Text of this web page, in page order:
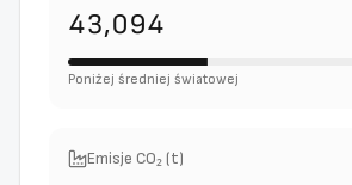
43,094
Poniżej średniej światowej
Emisje CO₂ (t)